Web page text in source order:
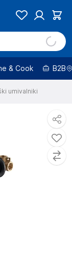
& Cook B2B
umivalniki